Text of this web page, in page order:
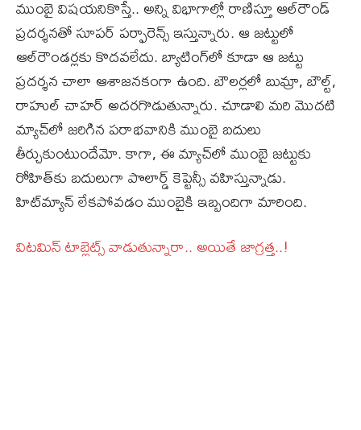
ముంబై విషయనికొస్తే.. అన్ని విభాగాల్లో రాణిస్తూ ఆల్‌రౌండ్‌
ప్రదర్శనతో సూపర్ పర్ఫారెన్స్‌ ఇస్తున్నారు. ఆ జట్టులో
ఆల్‌రౌండర్లకు కొదవలేదు. బ్యాటింగ్‌లో కూడా ఆ జట్టు
ప్రదర్శన చాలా ఆశాజనకంగా ఉంది. బౌలర్లలో బుమ్రా, బౌల్ట్,
రాహుల్‌ చాహర్‌ అదరగొడుతున్నారు. చూడాలి మరి మొదటి
మ్యాచ్‌లో జరిగిన పరాభవానికి ముంబై బదులు
తీర్చుకుంటుందేమో. కాగా, ఈ మ్యాచ్‌లో ముంబై జట్టుకు
రోహిత్‌కు బదులుగా పొలార్డ్‌ కెప్టెన్సీ వహిస్తున్నాడు.
హిట్‌మ్యాన్‌ లేకపోవడం ముంబైకి ఇబ్బందిగా మారింది.
విటమిన్‌ టాబ్లెట్స్ వాడుతున్నారా.. అయితే జాగ్రత్త..!